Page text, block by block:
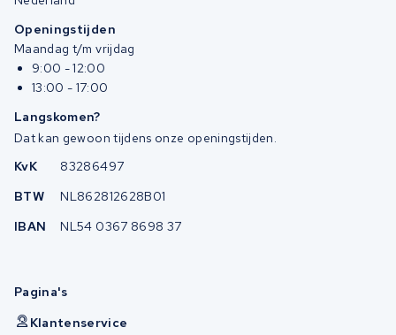
Openingstijden
Maandag t/m vrijdag
9:00 - 12:00
13:00 - 17:00
Langskomen?
Dat kan gewoon tijdens onze openingstijden.
KvK
83286497
BTW
NL862812628B01
IBAN
NL54 0367 8698 37
Pagina's
Klantenservice